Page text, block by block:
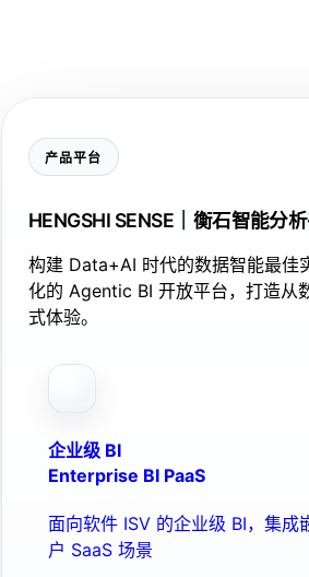
产品平台
HENGSHI SENSE｜衡石智能分
构建 Data+AI 时代的数据智能最佳
化的 Agentic BI 开放平台，打造从
式体验。
企业级 BI
Enterprise BI PaaS
面向软件 ISV 的企业级 BI，集成
户 SaaS 场景